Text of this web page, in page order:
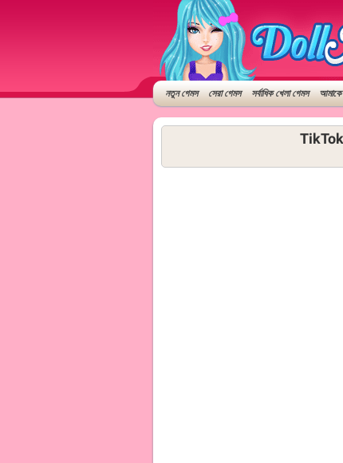
নতুন গেমস সেরা গেমস সর্বাধিক খেলা গেমস আমাকে